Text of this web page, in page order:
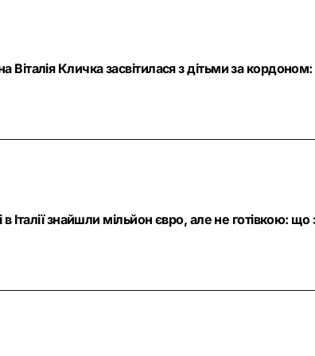
Кличка засвітилася з дітьми за
в Італії знайшли мільйон євро, але не готівкою: